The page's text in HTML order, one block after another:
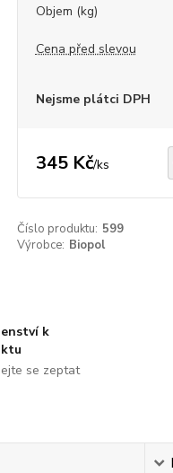
Objem (kg)
Cena před slevou
Nejsme plátci DPH
345 Kč/ks
Číslo produktu: 599
Výrobce: Biopol
k
se zeptat